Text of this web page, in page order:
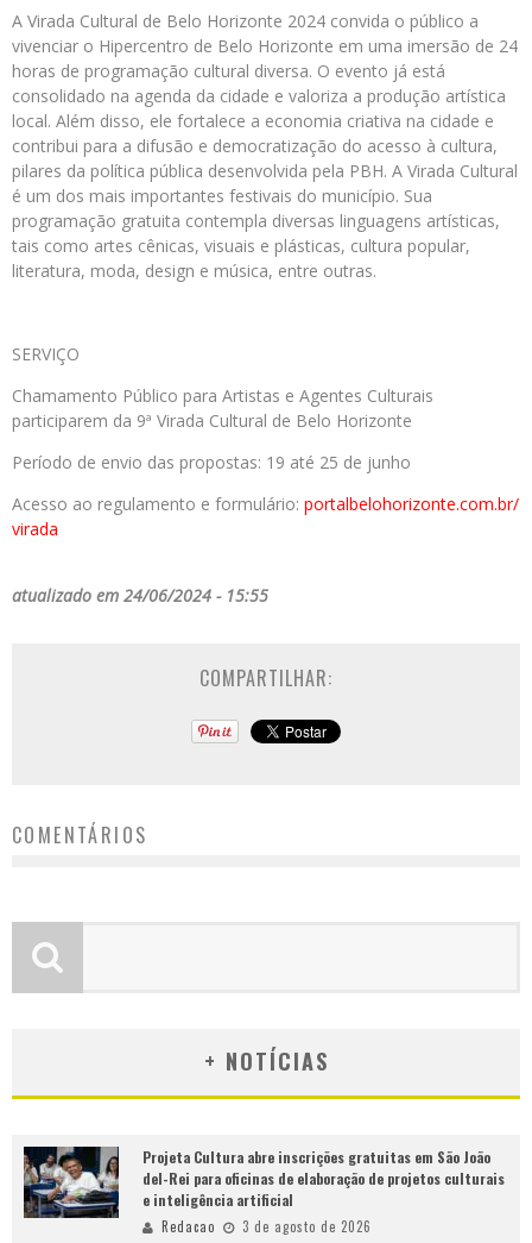
A Virada Cultural de Belo Horizonte 2024 convida o público a
vivenciar o Hipercentro de Belo Horizonte em uma imersão de 24
horas de programação cultural diversa. O evento já está
consolidado na agenda da cidade e valoriza a produção artística
local. Além disso, ele fortalece a economia criativa na cidade e
contribui para a difusão e democratização do acesso à cultura,
pilares da política pública desenvolvida pela PBH. A Virada Cultural
é um dos mais importantes festivais do município. Sua
programação gratuita contempla diversas linguagens artísticas,
tais como artes cênicas, visuais e plásticas, cultura popular,
literatura, moda, design e música, entre outras.
SERVIÇO
Chamamento Público para Artistas e Agentes Culturais
participarem da 9ª Virada Cultural de Belo Horizonte
Período de envio das propostas: 19 até 25 de junho
Acesso ao regulamento e formulário: portalbelohorizonte.com.br/
virada
atualizado em 24/06/2024 - 15:55
COMPARTILHAR:
COMENTÁRIOS
+ NOTÍCIAS
Projeta Cultura abre inscrições gratuitas em São João
del-Rei para oficinas de elaboração de projetos culturais
e inteligência artificial
Redacao 3 de agosto de 2026